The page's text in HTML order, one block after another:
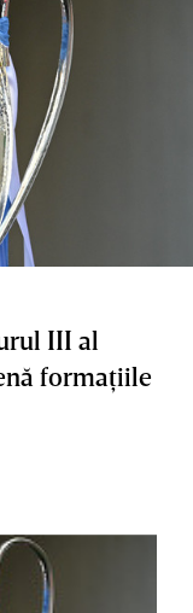
III al
formaţiile